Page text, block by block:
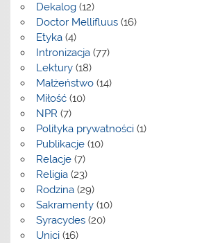
Dekalog(12)
Doctor Mellifluus(16)
Etyka(4)
Intronizacja(77)
Lektury(18)
Małżeństwo(14)
Miłość(10)
NPR (7)
Polityka prywatności(1)
Publikacje(10)
Relacje(7)
Religia(23)
Rodzina(29)
Sakramenty(10)
Syracydes(20)
Unici(16)